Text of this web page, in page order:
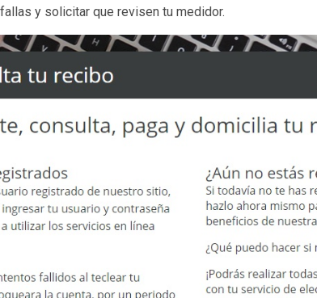
y solicitar que revisen tu medidor.